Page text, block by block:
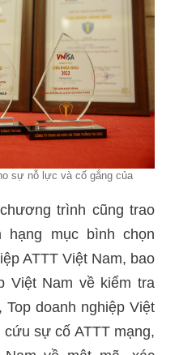
sự nỗ lực và cố gắng của
trình cũng trao
hạng mục bình chọn
ATTT Việt Nam, bao
Việt Nam về kiểm tra
Top doanh nghiệp Việt
sự cố ATTT mạng,